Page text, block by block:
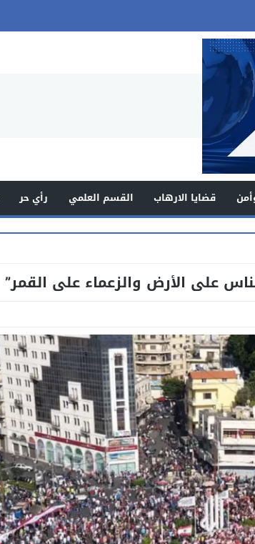
قضايا الارهاب القسم العلمي رأي حر
على الأرض والزعماء على القمر”